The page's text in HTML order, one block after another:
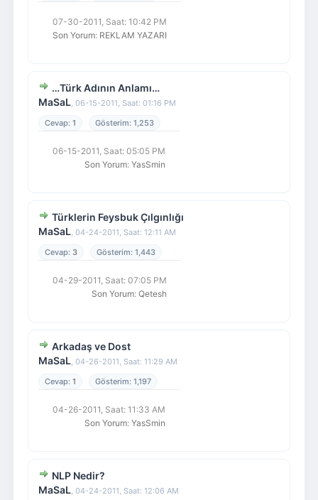
07-30-2011, Saat: 10:42 PM
Son Yorum: REKLAM YAZARI
…Türk Adının Anlamı…
MaSaL, 06-15-2011, Saat: 01:16 PM
1
1,253
06-15-2011, Saat: 05:05 PM
Son Yorum: YasSmin
Türklerin Feysbuk Çılgınlığı
MaSaL, 04-24-2011, Saat: 12:11 AM
3
1,443
04-29-2011, Saat: 07:05 PM
Son Yorum: Qetesh
Arkadaş ve Dost
MaSaL, 04-26-2011, Saat: 11:29 AM
1
1,197
04-26-2011, Saat: 11:33 AM
Son Yorum: YasSmin
NLP Nedir?
MaSaL, 04-24-2011, Saat: 12:06 AM